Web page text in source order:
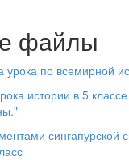
файлы
урока по всемирной
истории в 5